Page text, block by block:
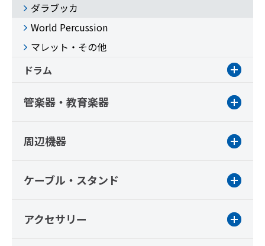
ダラブッカ
World Percussion
マレット・その他
ドラム
管楽器・教育楽器
周辺機器
ケーブル・スタンド
アクセサリー